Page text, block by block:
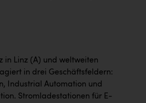
in Linz (A) und weltweiten
in drei Geschäftsfeldern:
Industrial Automation und
Stromladestationen für E-